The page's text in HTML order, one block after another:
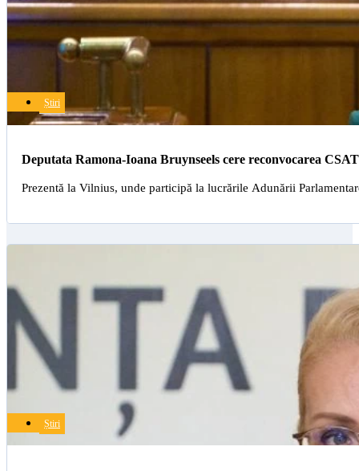
Deputata Ramona-Ioana Bruynseels cere reconvocarea
Știri
Prezentă la Vilnius, unde participă la lucrările Adunării
Știri